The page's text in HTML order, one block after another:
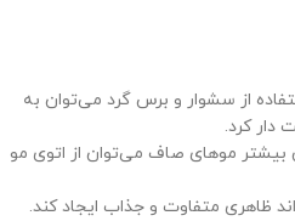
از سشوار و برس گرد می‌توان به
دار کرد.
بیشتر موهای صاف می‌توان از اتوی مو
ظاهری متفاوت و جذاب ایجاد کند.